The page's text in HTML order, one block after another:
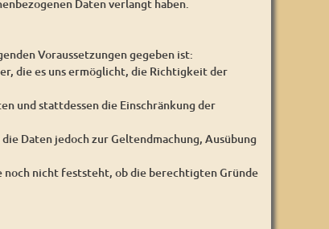
Daten verlangt haben.
Voraussetzungen gegeben ist:
die es uns ermöglicht, die Richtigkeit der
und stattdessen die Einschränkung der
Daten jedoch zur Geltendmachung, Ausübung
noch nicht feststeht, ob die berechtigten Gründe